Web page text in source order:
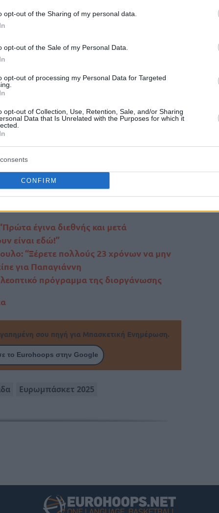
opt-out of the Sharing of my personal data.
opt-out of the Sale of my Personal Data.
opt-out of processing my Personal Data for Targeted
opt-out of Collection, Use, Retention, Sale, and/or Sharing
Data that Is Unrelated with the Purposes for which it
CONFIRM
να πάρει και μερικά λεπτά σε αυτό
πριν από 10 ημέρες με 19 παίκτες, με
κατά πάσα πιθανότητα μετά την
της Κύπρου το προσεχές
αντιμετωπίσει τη Σερβία (09/8) και το
4ο όμιλο του Ευρωμπάσκετ μαζί με τη
το Ισραήλ, τη Σλοβενία και την Ισλανδία,
NBAers Τουμανί Καμαρά και Αγιάι Μίτσελ.
χαμογελαστός με την ελληνική
έγινα διεθνής και μετά
είναι εδώ!”
“Ξέρετε πολλoύς 23 χρόνων να μην
για Παπαγιάννη
πρόγραμμα της διοργάνωσης
σου πηγή για Μπασκετική Ενημέρωση.
το Eurohoops στην Google
Ευρωμπάσκετ 2025